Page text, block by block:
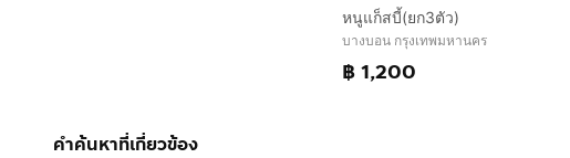
หนูแก็สบี้(ยก3ตัว)
บางบอน กรุงเทพมหานคร
฿ 1,200
คำค้นหาที่เกี่ยวข้อง